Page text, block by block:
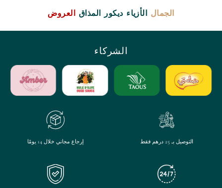
الجمال الأزياء ديكور المذاق العروض
الشركاء
التوصيل بـ 25 درهم فقط إرجاع مجاني خلال 14 يومًا